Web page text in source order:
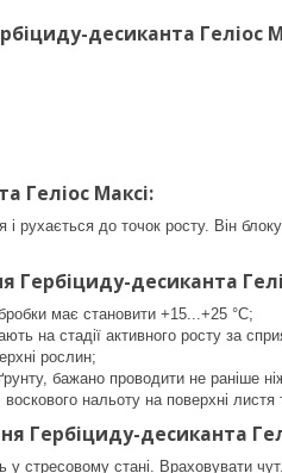
десиканта Геліос
Геліос Максі:
рухається до точок росту. Він
Гербіциду-десиканта
має становити +15...+25 °C;
на стадії активного росту за
рослин;
бажано проводити не раніше
воскового нальоту на поверхні
Гербіциду-десиканта
стресовому стані. Враховувати